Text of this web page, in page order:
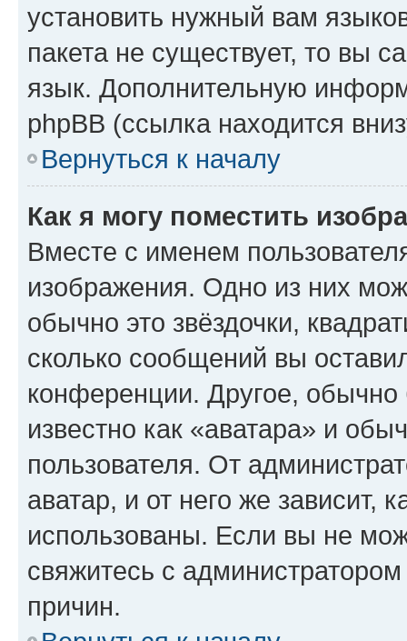
установить нужный вам
пакета не существует, то вы
язык. Дополнительную
phpBB (ссылка находится
Вернуться к началу
Как я могу поместить
Вместе с именем
изображения. Одно из них
обычно это звёздочки,
сколько сообщений вы
конференции. Другое,
известно как «аватара» и
пользователя. От
аватар, и от него же зависит,
использованы. Если вы не
свяжитесь с
причин.